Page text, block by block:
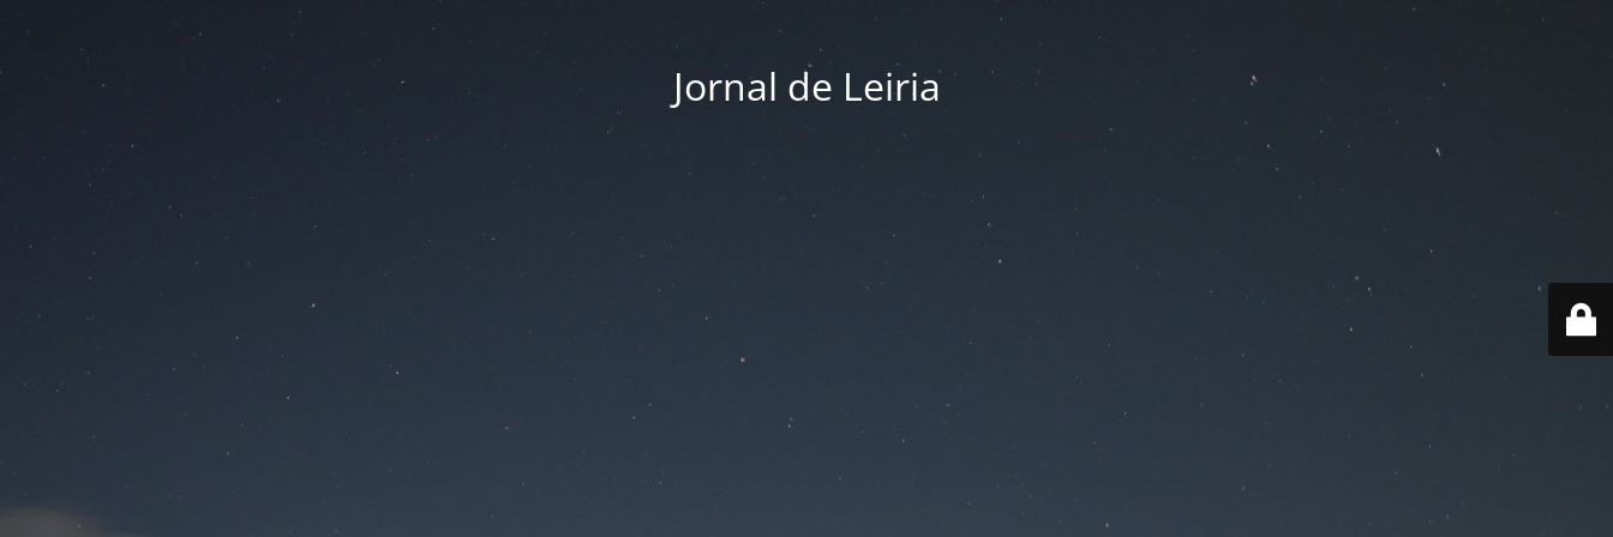
Jornal de Leiria